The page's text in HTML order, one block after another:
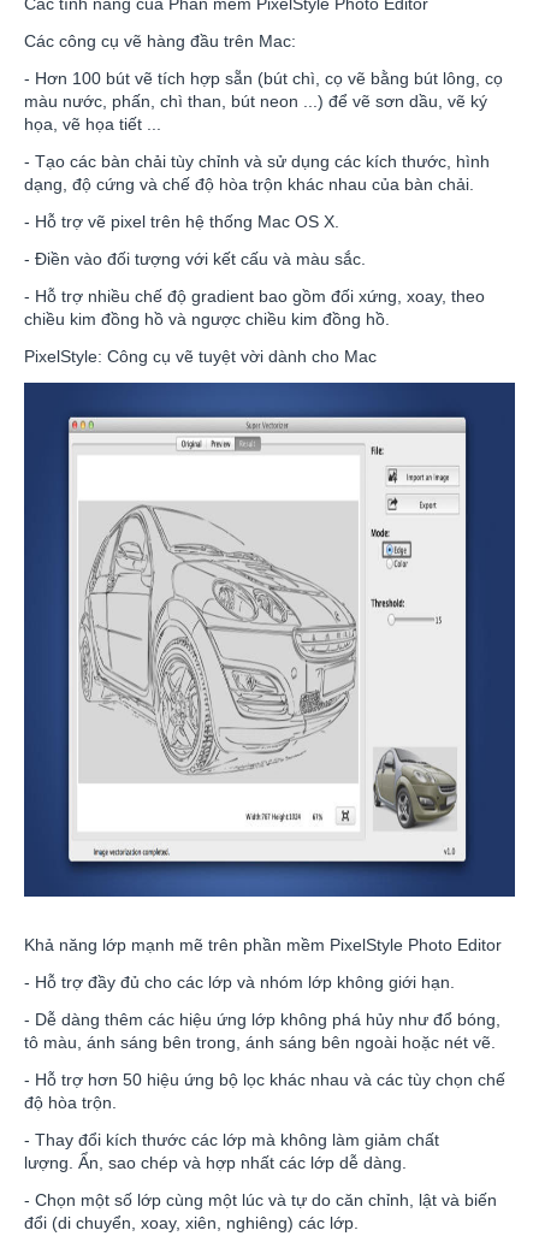
Các công cụ vẽ hàng đầu trên Mac:
- Hơn 100 bút vẽ tích hợp sẵn (bút chì, cọ vẽ bằng bút lông, cọ
màu nước, phấn, chì than, bút neon ...) để vẽ sơn dầu, vẽ ký
họa, vẽ họa tiết ...
- Tạo các bàn chải tùy chỉnh và sử dụng các kích thước, hình
dạng, độ cứng và chế độ hòa trộn khác nhau của bàn chải.
- Hỗ trợ vẽ pixel trên hệ thống Mac OS X.
- Điền vào đối tượng với kết cấu và màu sắc.
- Hỗ trợ nhiều chế độ gradient bao gồm đối xứng, xoay, theo
chiều kim đồng hồ và ngược chiều kim đồng hồ.
PixelStyle: Công cụ vẽ tuyệt vời dành cho Mac
Khả năng lớp mạnh mẽ trên phần mềm PixelStyle Photo Editor
- Hỗ trợ đầy đủ cho các lớp và nhóm lớp không giới hạn.
- Dễ dàng thêm các hiệu ứng lớp không phá hủy như đổ bóng,
tô màu, ánh sáng bên trong, ánh sáng bên ngoài hoặc nét vẽ.
- Hỗ trợ hơn 50 hiệu ứng bộ lọc khác nhau và các tùy chọn chế
độ hòa trộn.
- Thay đổi kích thước các lớp mà không làm giảm chất
lượng. Ẩn, sao chép và hợp nhất các lớp dễ dàng.
- Chọn một số lớp cùng một lúc và tự do căn chỉnh, lật và biến
đổi (di chuyển, xoay, xiên, nghiêng) các lớp.